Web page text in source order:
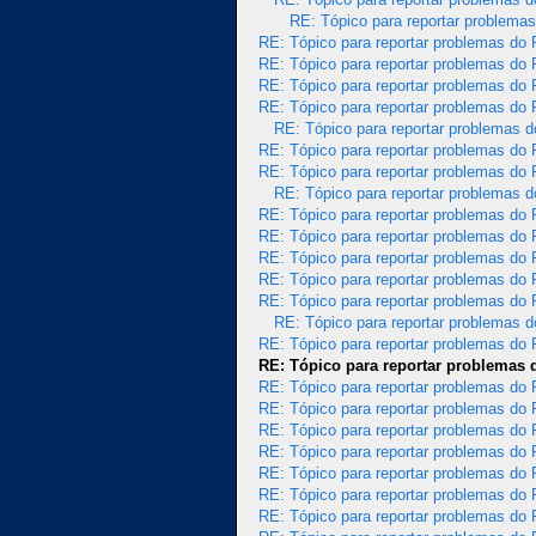
RE: Tópico para reportar
RE: Tópico para reportar problemas do
RE: Tópico para reportar problemas do
RE: Tópico para reportar problemas do
RE: Tópico para reportar problemas do
RE: Tópico para reportar problemas
RE: Tópico para reportar problemas do
RE: Tópico para reportar problemas do
RE: Tópico para reportar problemas
RE: Tópico para reportar problemas do
RE: Tópico para reportar problemas do
RE: Tópico para reportar problemas do
RE: Tópico para reportar problemas do
RE: Tópico para reportar problemas do
RE: Tópico para reportar problemas
RE: Tópico para reportar problemas do
RE: Tópico para reportar problemas
RE: Tópico para reportar problemas do
RE: Tópico para reportar problemas do
RE: Tópico para reportar problemas do
RE: Tópico para reportar problemas do
RE: Tópico para reportar problemas do
RE: Tópico para reportar problemas do
RE: Tópico para reportar problemas do